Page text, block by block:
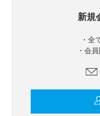
新規
・全
・会